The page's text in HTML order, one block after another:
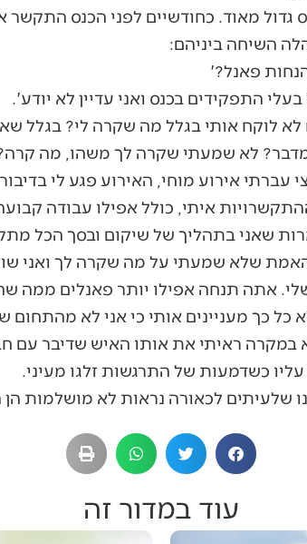
גדול מאוד. כחודשיים לפני הכנס התקשר
השיחה ביניהם:
פאנל?'
התפקידים בכנס ואני עדיין לא יודע'.
לוקח אותי בגלל מה שקרה לי? בגלל
לא שמעתי שקרה לך משהו, מה
עברתי אירוע מוחי, האירוע פגע לי
איתי, כולל אפילו עבודה
שאני בתהליך של שיקום ובסך הכל
שלא שמעתי על מה שקרה לך ואני
אתה תנחה אפילו יותר פאנלים ממה
כך מעניינים אותי כי אני לא מהתחום
במקרה ראיתי את אותו האיש שדיבר עם
כשדמעות של התרגשות זלגו מעיני.
שלעיתים לכאורה נראות לא מושלמות
עוד במדור זה